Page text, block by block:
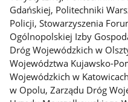
Gdańskiej, Politechniki
Policji, Stowarzyszenia
Ogólnopolskiej Izby
Dróg Wojewódzkich w
Województwa Kujawsko-
Wojewódzkich w
w Opolu, Zarządu Dróg